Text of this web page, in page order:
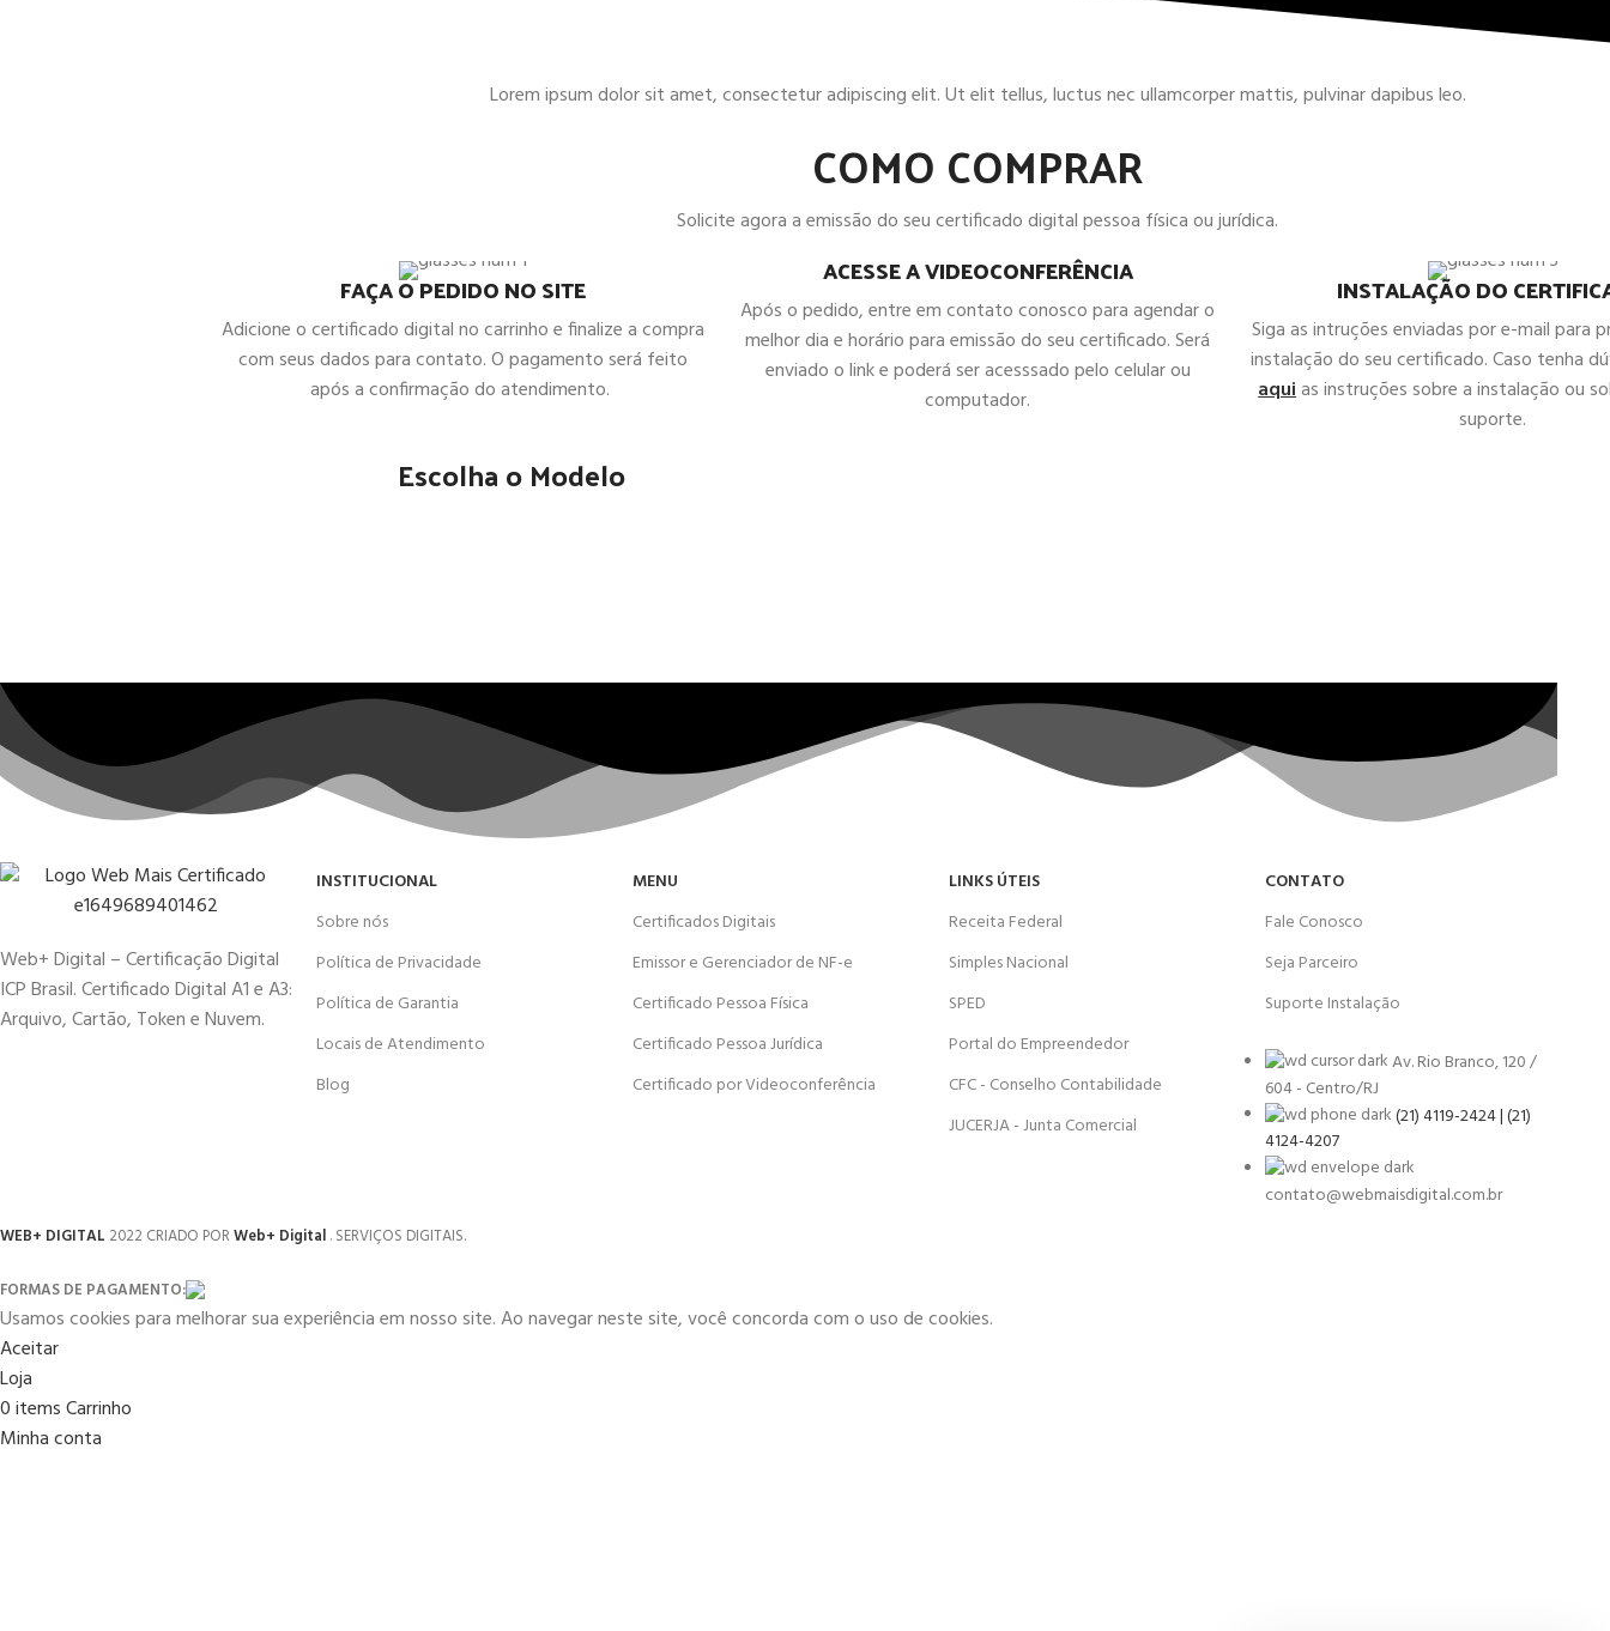
Lorem ipsum dolor sit amet, consectetur adipiscing elit. Ut elit tellus, luctus nec ullamcorper mattis, pulvinar dapibus leo.
COMO COMPRAR
Solicite agora a emissão do seu certificado digital pessoa física ou jurídica.
FAÇA O PEDIDO NO SITE
Adicione o certificado digital no carrinho e finalize a compra
com seus dados para contato. O pagamento será feito
após a confirmação do atendimento.
ACESSE A VIDEOCONFERÊNCIA
Após o pedido, entre em contato conosco para agendar o
melhor dia e horário para emissão do seu certificado. Será
enviado o link e poderá ser acesssado pelo celular ou
computador.
INSTALAÇÃO DO
Siga as intruções enviadas por e-mail para
instalação do seu certificado. Caso tenha
aquias instruções sobre a instalação ou
suporte.
Escolha o Modelo
Web+ Digital – Certificação Digital
ICP Brasil. Certificado Digital A1 e A3:
Arquivo, Cartão, Token e Nuvem.
INSTITUCIONAL
Sobre nós
Política de Privacidade
Política de Garantia
Locais de Atendimento
Blog
MENU
Certificados Digitais
Emissor e Gerenciador de NF-e
Certificado Pessoa Física
Certificado Pessoa Jurídica
Certificado por Videoconferência
LINKS ÚTEIS
Receita Federal
Simples Nacional
SPED
Portal do Empreendedor
CFC - Conselho Contabilidade
JUCERJA - Junta Comercial
CONTATO
Fale Conosco
Seja Parceiro
Suporte Instalação
Av. Rio Branco, 120 /
604 - Centro/RJ
(21) 4119-2424 | (21)
4124-4207
contato@webmaisdigital.com.br
WEB+ DIGITAL 2022 CRIADO PORWeb+ Digital. SERVIÇOS DIGITAIS.
FORMAS DE PAGAMENTO:
Usamos cookies para melhorar sua experiência em nosso site. Ao navegar neste site, você concorda com o uso de cookies.
Aceitar
Loja
0itemsCarrinho
Minha conta